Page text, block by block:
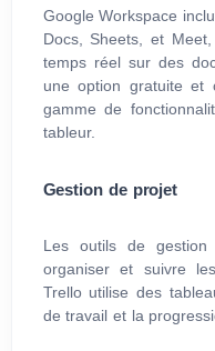
Google Workspace
Docs, Sheets, et
temps réel sur des
une option gratuite et
gamme de
tableur.
Gestion de projet
Les outils de
organiser et suivre
Trello utilise des
de travail et la